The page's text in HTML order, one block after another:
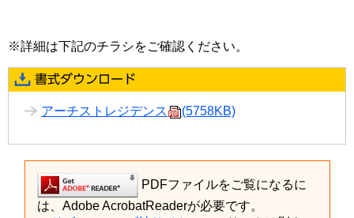
※詳細は下記のチラシをご確認ください。
アーチストレジデンス (5758KB)
PDFファイルをご覧になるに
は、Adobe AcrobatReaderが必要です。